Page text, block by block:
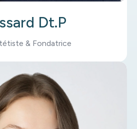
Dt.P
& Fondatrice